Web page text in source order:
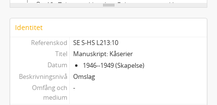
18 - Tidningsurklipp (om Eriks och hans verk).
19 - Tidningsurklipp (övrigt).
21 - Hela tidskriftshäften innehållande bidrag av Eriks + 1 pärm med inklistrade klipp 1941-1943.
Identitet
Referenskod
SE S-HS L213:10
Titel
Manuskript: Kåserier
Datum
1946--1949 (Skapelse)
Beskrivningsnivå
Omslag
Omfång och
medium
-